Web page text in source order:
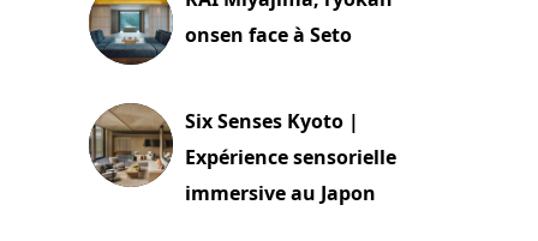
onsen face à Seto
Six Senses Kyoto |
Expérience sensorielle
immersive au Japon